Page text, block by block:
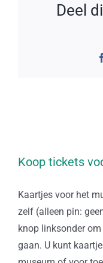
Deel
Koop tickets
Kaartjes voor het
zelf (alleen pin:
knop linksonder
gaan. U kunt